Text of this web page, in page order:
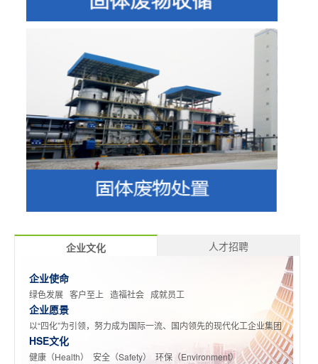
企业文化 人才招聘
企业使命
绿色发展 客户至上 造福社会 成就员工
企业愿景
以“四化”为引领，努力成为国际一流、国内领先的现代化工企业集团
HSE文化
健康（Health） 安全（Safety） 环保（Environment）